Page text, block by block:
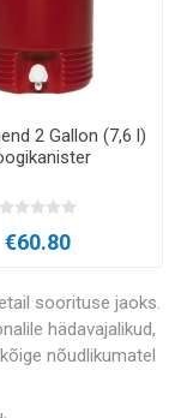
soorituse jaoks.
hädavajalikud,
nõudlikumatel
2 Gallon (7,6 l)
€60.80